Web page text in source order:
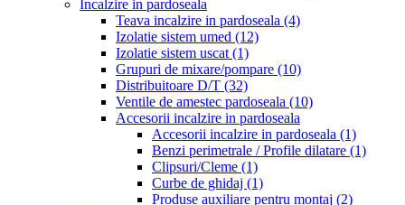
Incalzire in pardoseala
Teava incalzire in pardoseala (4)
Izolatie sistem umed (12)
Izolatie sistem uscat (1)
Grupuri de mixare/pompare (10)
Distribuitoare D/T (32)
Ventile de amestec pardoseala (10)
Accesorii incalzire in pardoseala
Accesorii incalzire in pardoseala (1)
Benzi perimetrale / Profile dilatare (1)
Clipsuri/Cleme (1)
Curbe de ghidaj (1)
Produse auxiliare pentru montaj (2)